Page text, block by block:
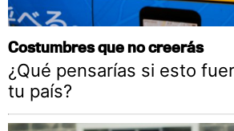
Costumbres que no creerás
¿Qué pensarías si esto
tu país?